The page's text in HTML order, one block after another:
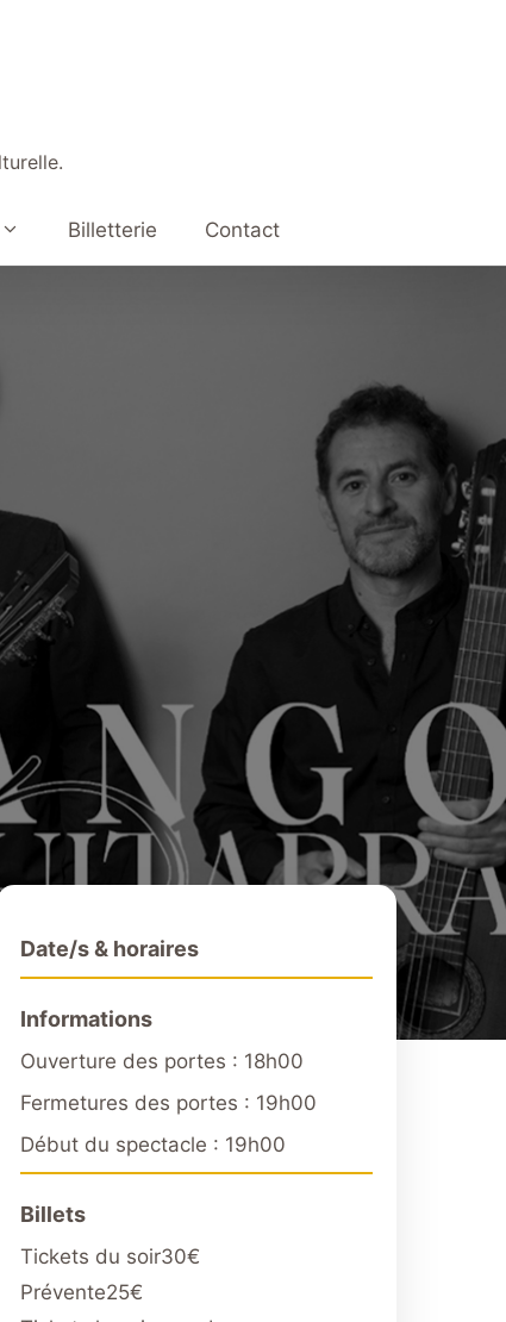
Billetterie Contact
Date/s & horaires
Informations
Ouverture des portes : 18h00
Fermetures des portes : 19h00
Début du spectacle : 19h00
Billets
Tickets du soir30€
Prévente25€